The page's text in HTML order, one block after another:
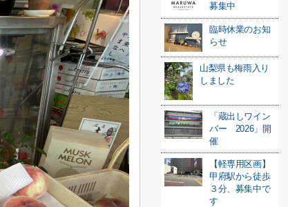
募集中
臨時休業のお知
らせ
山梨県も梅雨入り
しました
「蔵出しワイン
バー 2026」開
催
【軽専用区画】
甲府駅から徒歩
３分、募集中で
す